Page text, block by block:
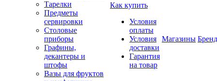
Тарелки
Предметы
сервировки
Столовые
приборы
Графины,
декантеры и
штофы
Вазы для фруктов
Как купить
Условия
оплаты
Условия
доставки
Гарантия
на товар
Магазины